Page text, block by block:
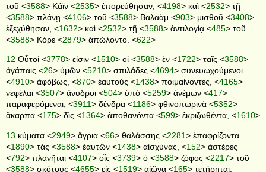
τοῦ <3588> Κάϊν <2535> ἐπορεύθησαν, <4198> καὶ <2532> τῇ
<3588> πλάνῃ <4106> τοῦ <3588> Βαλαὰμ <903> μισθοῦ <3408>
ἐξεχύθησαν, <1632> καὶ <2532> τῇ <3588> ἀντιλογίᾳ <485> τοῦ
<3588> Κόρε <2879> ἀπώλοντο. <622>
12 Οὗτοί <3778> εἰσιν <1510> οἱ <3588> ἐν <1722> ταῖς <3588>
ἀγάπαις <26> ὑμῶν <5210> σπιλάδες <4694> συνευωχούμενοι
<4910> ἀφόβως, <870> ἑαυτοὺς <1438> ποιμαίνοντες, <4165>
νεφέλαι <3507> ἄνυδροι <504> ὑπὸ <5259> ἀνέμων <417>
παραφερόμεναι, <3911> δένδρα <1186> φθινοπωρινὰ <5352>
ἄκαρπα <175> δὶς <1364> ἀποθανόντα <599> ἐκριζωθέντα, <1610>
13 κύματα <2949> ἄγρια <66> θαλάσσης <2281> ἐπαφρίζοντα
<1890> τὰς <3588> ἑαυτῶν <1438> αἰσχύνας, <152> ἀστέρες
<792> πλανῆται <4107> οἷς <3739> ὁ <3588> ζόφος <2217> τοῦ
<3588> σκότους <4655> εἰς <1519> αἰῶνα <165> τετήρηται.